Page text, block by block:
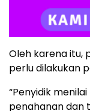
Oleh karena itu,
perlu dilakukan
“Penyidik
penahanan dan